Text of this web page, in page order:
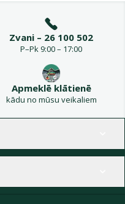
Zvani – 26 100 502
P–Pk 9:00 – 17:00
Apmeklē klātienē
kādu no mūsu veikaliem